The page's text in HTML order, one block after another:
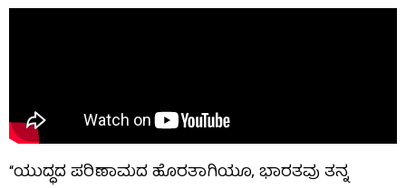
“ಯುದ್ಧದ ಪರಿಣಾಮದ ಹೊರತಾಗಿಯೂ, ಭಾರತವು ತನ್ನ